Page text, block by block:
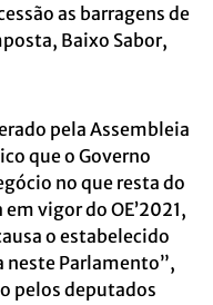
as barragens de
Baixo Sabor,
pela Assembleia
que o Governo
no que resta do
vigor do OE’2021,
o estabelecido
neste Parlamento”,
pelos deputados